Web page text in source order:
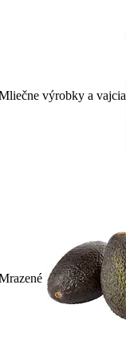
výrobky a vajcia